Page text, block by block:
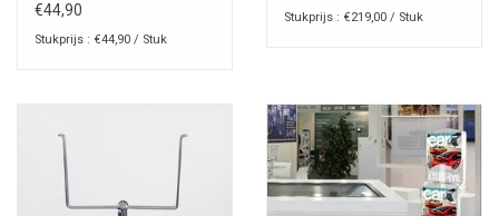
€44,90
Stukprijs : €44,90 / Stuk
Stukprijs : €219,00 / Stuk